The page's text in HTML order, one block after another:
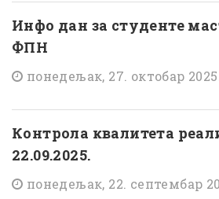
Инфо дан за студенте
ФПН
понедељак, 27. октобар 2025.
Контрола квалитета
22.09.2025.
понедељак, 22. септембар